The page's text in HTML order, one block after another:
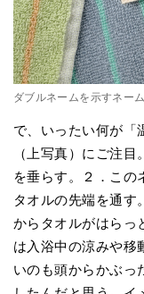
ダブルネームを示すネー
で、いったい何が「
（上写真）にご注
を垂らす。２．この
タオルの先端を通す
からタオルがはらっ
は入浴中の涼みや移
いのも頭からかぶっ